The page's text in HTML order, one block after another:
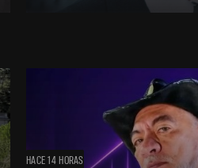
HACE 14 HORAS